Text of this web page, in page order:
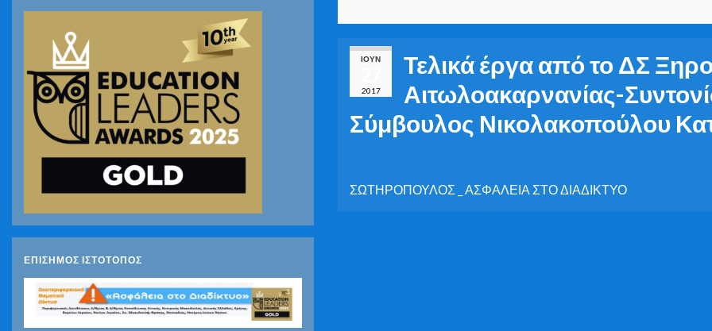
ΙΟΎΝ
2017
Τελικά έργα από το ΔΣ
Αιτωλοακαρνανίας-
Σύμβουλος Νικολακοπούλου
ΣΩΤΗΡΟΠΟΥΛΟΣ _ ΑΣΦΑΛΕΙΑ ΣΤΟ ΔΙΑΔΙΚΤΥΟ
ΕΠΙΣΗΜΟΣ ΙΣΤΟΤΟΠΟΣ